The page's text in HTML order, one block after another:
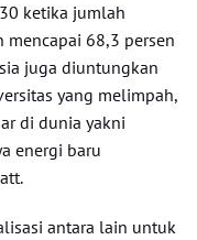
ketika jumlah
68,3 persen
juga diuntungkan
yang melimpah,
di dunia yakni
energi baru
antara lain untuk